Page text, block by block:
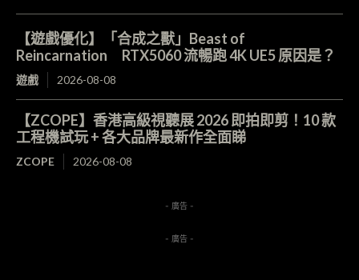
【遊戲優化】「合成之獸」Beast of
Reincarnation RTX5060 流暢跑 4K UE5 原因是？
遊戲 2026-08-08
【ZCOPE】香港高級視聽展 2026 即拍即剪！10 款
工程機試玩 + 各大品牌最新作全面睇
ZCOPE 2026-08-08
- 廣告 -
- 廣告 -